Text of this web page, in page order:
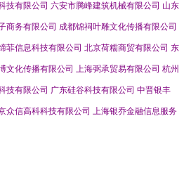
技有限公司 六安市腾峰建筑机械有限公司 山东
商务有限公司 成都锦祠叶雕文化传播有限公司
菲信息科技有限公司 北京荷糯商贸有限公司 东
文化传播有限公司 上海弼承贸易有限公司 杭州
技有限公司 广东硅谷科技有限公司 中晋银丰
众信高科科技有限公司 上海银乔金融信息服务